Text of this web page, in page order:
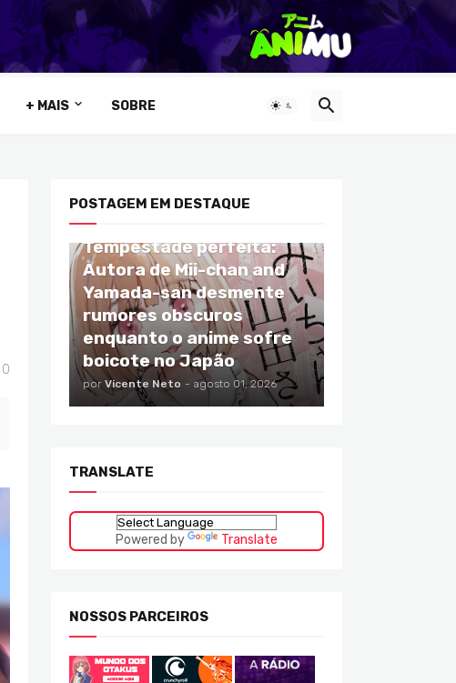
+ MAIS SOBRE
0
POSTAGEM EM DESTAQUE
Tempestade perfeita:
Autora de Mii-chan and
Yamada-san desmente
rumores obscuros
enquanto o anime sofre
boicote no Japão
por Vicente Neto - agosto 01, 2026
TRANSLATE
Powered by Translate
NOSSOS PARCEIROS